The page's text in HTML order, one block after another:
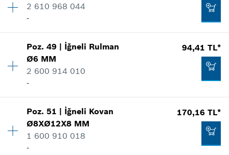
-
Fiyat grubu:10
Nerede kullanıldı.
Şekli göster
31,68 TL*
2 610 968 044
-
Miktar 1
Fiyat grubu
Yedek parça bilgisi
Şekli göster
Poz.49 | İğneli Rulman
Ø6 MM
2 600 914 010
-
94,41 TL*
Miktar 4
Fiyat grubu :14
Yedek parça bilgisi
Poz.51 | İğneli Kovan
Ø8XØ12X8 MM
1 600 910 018
-
170,16 TL*